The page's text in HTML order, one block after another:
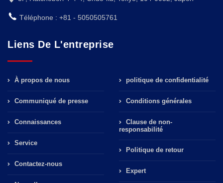
Téléphone : +81 - 5050505761
Liens De L'entreprise
À propos de nous
Communiqué de presse
Connaissances
Service
Contactez-nous
politique de confidentialité
Conditions générales
Clause de non-
responsabilité
Politique de retour
Expert